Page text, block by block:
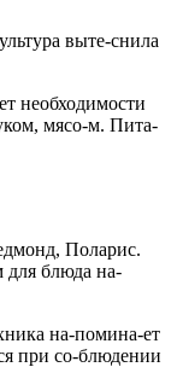
выте-снила
необходимости
мясо-м. Пита-
Поларис.
для блюда на-
на-помина-ет
при со-блюдении